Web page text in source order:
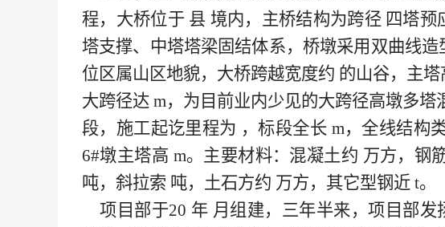
程，大桥位于 县 境内，主桥结构为跨径 四塔预
塔支撑、中塔塔梁固结体系，桥墩采用双曲线
位区属山区地貌，大桥跨越宽度约 的山谷，主塔
大跨径达 m，为目前业内少见的大跨径高墩多塔
段，施工起讫里程为 ，标段全长 m，全线结构
6#墩主塔高 m。主要材料：混凝土约 万方，钢
吨，斜拉索 吨，土石方约 万方，其它型钢近 t。
项目部于20 年 月组建，三年半来，项目部发